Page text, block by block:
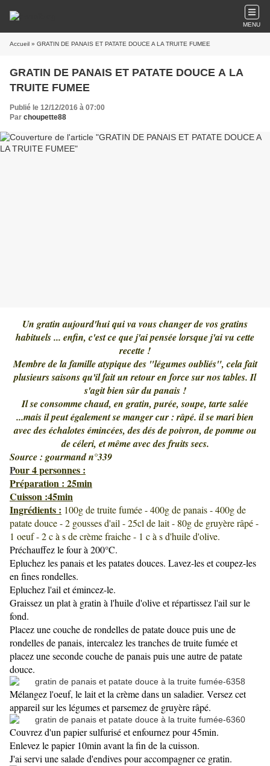
MENU
Accueil » GRATIN DE PANAIS ET PATATE DOUCE A LA TRUITE FUMEE
GRATIN DE PANAIS ET PATATE DOUCE A LA
TRUITE FUMEE
Publié le 12/12/2016 à 07:00
Par choupette88
Un gratin aujourd'hui qui va vous changer de vos gratins
habituels ... enfin, c'est ce que j'ai pensée lorsque j'ai vu cette
recette !
Membre de la famille atypique des "légumes oubliés", cela fait
plusieurs saisons qu'il fait un retour en force sur nos tables. Il
s'agit bien sûr du panais !
Il se consomme chaud, en gratin, purée, soupe, tarte salée
...mais il peut également se manger cur : râpé. il se mari bien
avec des échalotes émincées, des dés de poivron, de pomme ou
de céleri, et même avec des fruits secs.
Source : gourmand n°339
Pour 4 personnes :
Préparation : 25min
Cuisson :45min
Ingrédients : 100g de truite fumée - 400g de panais - 400g de
patate douce - 2 gousses d'ail - 25cl de lait - 80g de gruyère râpé -
1 oeuf - 2 c à s de crème fraiche - 1 c à s d'huile d'olive.
Préchauffez le four à 200°C.
Epluchez les panais et les patates douces. Lavez-les et coupez-les
en fines rondelles.
Epluchez l'ail et émincez-le.
Graissez un plat à gratin à l'huile d'olive et répartissez l'ail sur le
fond.
Placez une couche de rondelles de patate douce puis une de
rondelles de panais, intercalez les tranches de truite fumée et
placez une seconde couche de panais puis une autre de patate
douce.
Mélangez l'oeuf, le lait et la crème dans un saladier. Versez cet
appareil sur les légumes et parsemez de gruyère râpé.
Couvrez d'un papier sulfurisé et enfournez pour 45min.
Enlevez le papier 10min avant la fin de la cuisson.
J'ai servi une salade d'endives pour accompagner ce gratin.